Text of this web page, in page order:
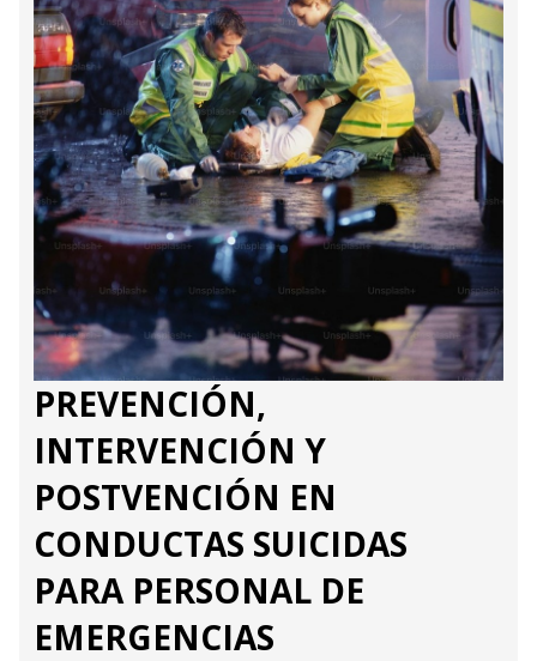
PREVENCIÓN,
INTERVENCIÓN Y
POSTVENCIÓN EN
CONDUCTAS SUICIDAS
PARA PERSONAL DE
EMERGENCIAS